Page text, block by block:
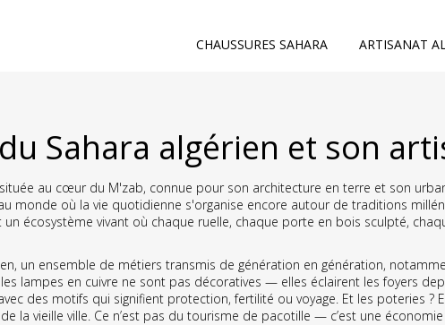
CHAUSSURES SAHARA ARTISANAT
Sahara algérien et son
au cœur du M'zab, connue pour son architecture en terre et son
monde où la vie quotidienne s'organise encore autour de traditions
écosystème vivant où chaque ruelle, chaque porte en bois sculpté,
, un ensemble de métiers transmis de génération en génération,
lampes en cuivre ne sont pas décoratives — elles éclairent les foyers
des motifs qui signifient protection, fertilité ou voyage. Et les poteries ?
la vieille ville. Ce n’est pas du tourisme de pacotille — c’est une